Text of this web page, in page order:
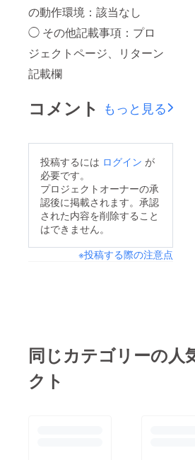
の動作環境：該当なし
◯ その他記載事項：プロ
ジェクトページ、リターン
記載欄
コメント もっと見る
投稿するには ログイン が
必要です。
プロジェクトオーナーの承
認後に掲載されます。承認
された内容を削除すること
はできません。
※投稿する際の注意点
同じカテゴリーの人
クト